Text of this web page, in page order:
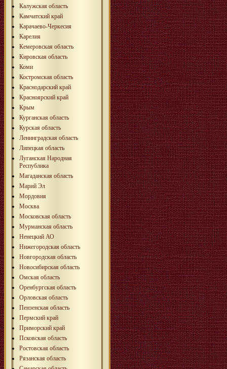
Калужская область
Камчатский край
Карачаево-Черкесия
Карелия
Кемеровская область
Кировская область
Коми
Костромская область
Краснодарский край
Красноярский край
Крым
Курганская область
Курская область
Ленинградская область
Липецкая область
Луганская Народная
Республика
Магаданская область
Марий Эл
Мордовия
Москва
Московская область
Мурманская область
Ненецкий АО
Нижегородская область
Новгородская область
Новосибирская область
Омская область
Оренбургская область
Орловская область
Пензенская область
Пермский край
Приморский край
Псковская область
Ростовская область
Рязанская область